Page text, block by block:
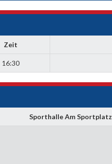
Zeit
16:30
Sporthalle Am Sportplatz